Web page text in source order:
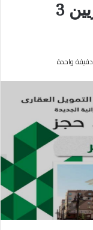
شروط سكن لكل المصريين 3
دقيقة واحدة